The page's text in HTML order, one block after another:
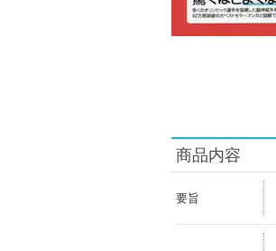
商品内容
要旨